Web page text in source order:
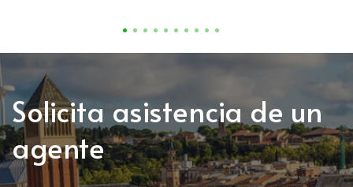
Solicita asistencia de un
agente